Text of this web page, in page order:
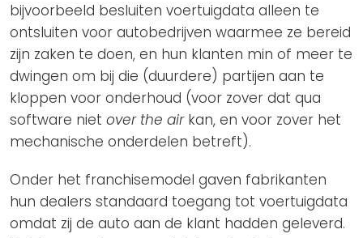
bijvoorbeeld besluiten voertuigdata alleen te
ontsluiten voor autobedrijven waarmee ze bereid
zijn zaken te doen, en hun klanten min of meer te
dwingen om bij die (duurdere) partijen aan te
kloppen voor onderhoud (voor zover dat qua
software niet over the airkan, en voor zover het
mechanische onderdelen betreft).
Onder het franchisemodel gaven fabrikanten
hun dealers standaard toegang tot voertuigdata
omdat zij de auto aan de klant hadden geleverd.